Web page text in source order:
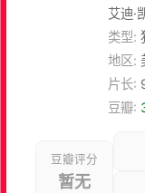
艾迪·
类型:
地区:
片长:
豆瓣:
豆瓣评分
暂无